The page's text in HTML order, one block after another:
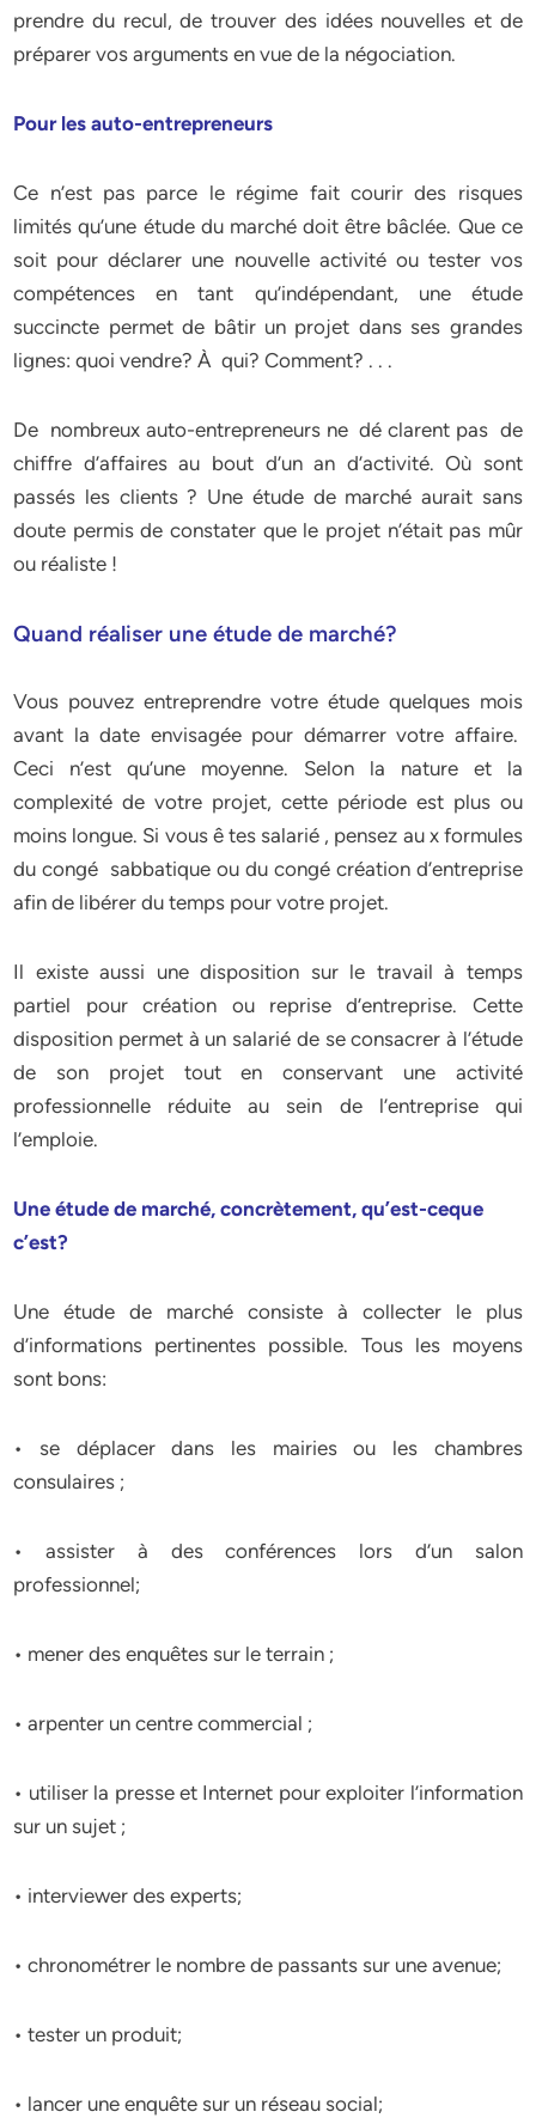
prendre du recul, de trouver des idées nouvelles et de
préparer vos arguments en vue de la négociation.
Pour les auto-entrepreneurs
Ce n’est pas parce le régime fait courir des risques
limités qu’une étude du marché doit être bâclée. Que ce
soit pour déclarer une nouvelle activité ou tester vos
compétences en tant qu’indépendant, une étude
succincte permet de bâtir un projet dans ses grandes
lignes: quoi vendre? À qui? Comment? . . .
De nombreux auto-entrepreneurs ne dé clarent pas de
chiffre d’affaires au bout d’un an d’activité. Où sont
passés les clients ? Une étude de marché aurait sans
doute permis de constater que le projet n’était pas mûr
ou réaliste !
Quand réaliser une étude de marché?
Vous pouvez entreprendre votre étude quelques mois
avant la date envisagée pour démarrer votre affaire.
Ceci n’est qu’une moyenne. Selon la nature et la
complexité de votre projet, cette période est plus ou
moins longue. Si vous ê tes salarié , pensez au x formules
du congé sabbatique ou du congé création d’entreprise
afin de libérer du temps pour votre projet.
Il existe aussi une disposition sur le travail à temps
partiel pour création ou reprise d’entreprise. Cette
disposition permet à un salarié de se consacrer à l’étude
de son projet tout en conservant une activité
professionnelle réduite au sein de l’entreprise qui
l’emploie.
Une étude de marché, concrètement, qu’est-ceque
c’est?
Une étude de marché consiste à collecter le plus
d’informations pertinentes possible. Tous les moyens
sont bons:
• se déplacer dans les mairies ou les chambres
consulaires ;
• assister à des conférences lors d’un salon
professionnel;
• mener des enquêtes sur le terrain ;
• arpenter un centre commercial ;
• utiliser la presse et Internet pour exploiter l’information
sur un sujet ;
• interviewer des experts;
• chronométrer le nombre de passants sur une avenue;
• tester un produit;
• lancer une enquête sur un réseau social;